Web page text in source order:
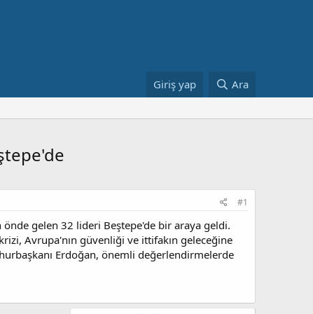
Giriş yap Ara
#1
gelen 32 lideri Beştepe'de bir araya geldi.
Avrupa'nın güvenliği ve ittifakın geleceğine
Erdoğan, önemli değerlendirmelerde